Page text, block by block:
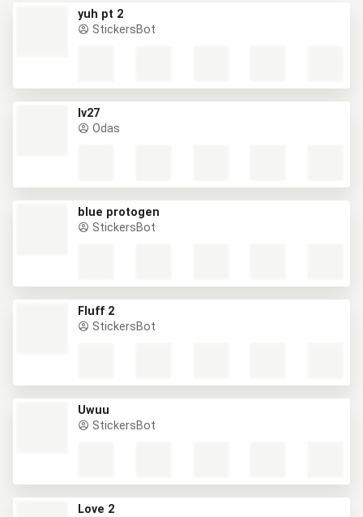
yuh pt 2
StickersBot
lv27
Odas
blue protogen
StickersBot
Fluff 2
StickersBot
Uwuu
StickersBot
Love 2